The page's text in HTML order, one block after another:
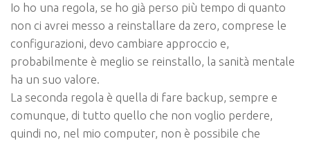
Io ho una regola, se ho già perso più tempo di quanto
non ci avrei messo a reinstallare da zero, comprese le
configurazioni, devo cambiare approccio e,
probabilmente è meglio se reinstallo, la sanità mentale
ha un suo valore.
La seconda regola è quella di fare backup, sempre e
comunque, di tutto quello che non voglio perdere,
quindi no, nel mio computer, non è possibile che